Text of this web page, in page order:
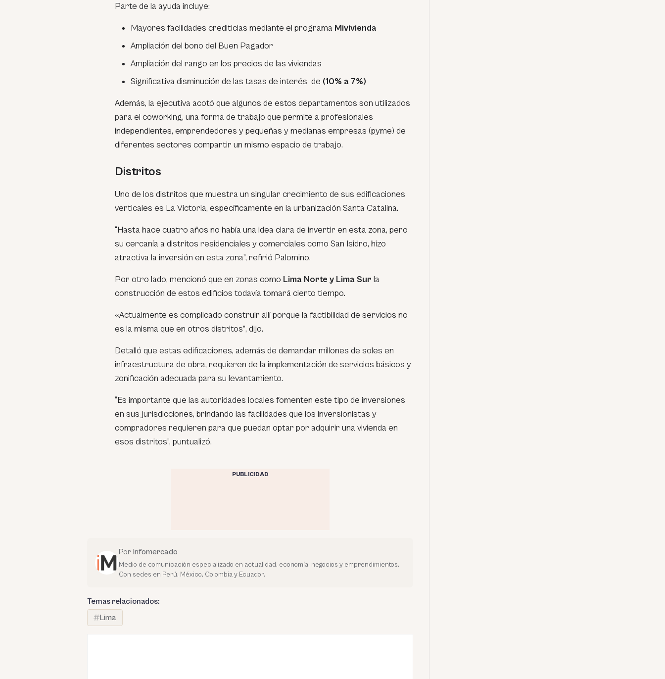
Parte de la ayuda incluye:
Mayores facilidades crediticias mediante el programa Mivivienda
Ampliación del bono del Buen Pagador
Ampliación del rango en los precios de las viviendas
Significativa disminución de las tasas de interés de (10% a 7%)
Además, la ejecutiva acotó que algunos de estos departamentos son utilizados
para el coworking, una forma de trabajo que permite a profesionales
independientes, emprendedores y pequeñas y medianas empresas (pyme) de
diferentes sectores compartir un mismo espacio de trabajo.
Distritos
Uno de los distritos que muestra un singular crecimiento de sus edificaciones
verticales es La Victoria, específicamente en la urbanización Santa Catalina.
“Hasta hace cuatro años no había una idea clara de invertir en esta zona, pero
su cercanía a distritos residenciales y comerciales como San Isidro, hizo
atractiva la inversión en esta zona”, refirió Palomino.
Por otro lado, mencionó que en zonas como Lima Norte y Lima Sur la
construcción de estos edificios todavía tomará cierto tiempo.
«Actualmente es complicado construir allí porque la factibilidad de servicios no
es la misma que en otros distritos”, dijo.
Detalló que estas edificaciones, además de demandar millones de soles en
infraestructura de obra, requieren de la implementación de servicios básicos y
zonificación adecuada para su levantamiento.
“Es importante que las autoridades locales fomenten este tipo de inversiones
en sus jurisdicciones, brindando las facilidades que los inversionistas y
compradores requieren para que puedan optar por adquirir una vivienda en
esos distritos”, puntualizó.
PUBLICIDAD
Por Infomercado
Medio de comunicación especializado en actualidad, economía, negocios y emprendimientos.
Con sedes en Perú, México, Colombia y Ecuador.
Temas relacionados:
Lima